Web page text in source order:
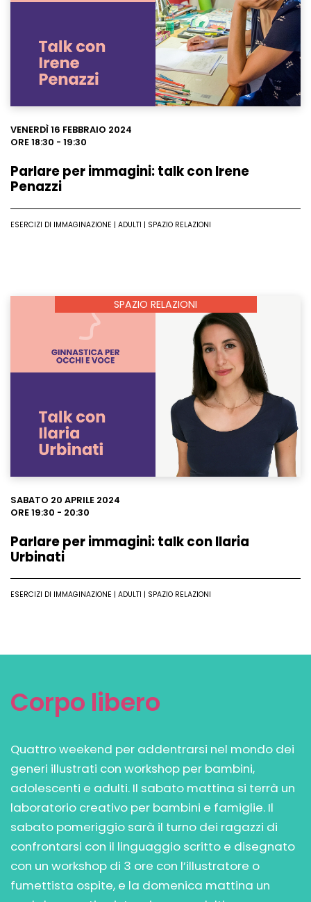
Leggi
Leggi
VENERDÌ 16 FEBBRAIO 2024
ORE 18:30 - 19:30
Parlare per immagini: talk con Irene
Penazzi
ESERCIZI DI IMMAGINAZIONE | ADULTI | SPAZIO RELAZIONI
SPAZIO RELAZIONI
Leggi
SABATO 20 APRILE 2024
ORE 19:30 - 20:30
Parlare per immagini: talk con Ilaria
Urbinati
ESERCIZI DI IMMAGINAZIONE | ADULTI | SPAZIO RELAZIONI
Corpo libero
Quattro weekend per addentrarsi nel mondo dei
generi illustrati con workshop per bambini,
adolescenti e adulti. Il sabato mattina si terrà un
laboratorio creativo per bambini e famiglie. Il
sabato pomeriggio sarà il turno dei ragazzi di
confrontarsi con il linguaggio scritto e disegnato
con un workshop di 3 ore con l’illustratore o
fumettista ospite, e la domenica mattina un